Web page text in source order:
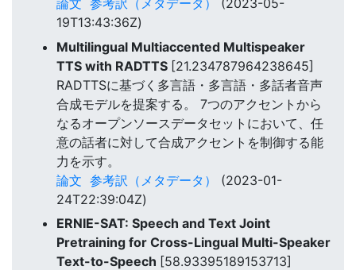
論文 参考訳（メタデータ）
(2023-05-
19T13:43:36Z)
Multilingual Multiaccented Multispeaker
TTS with RADTTS [21.234787964238645]
RADTTSに基づく多言語・多言語・多話者音声
合成モデルを提案する。 7つのアクセントから
なるオープンソースデータセットにおいて、任
意の話者に対して合成アクセントを制御する能
力を示す。
論文 参考訳（メタデータ）
(2023-01-
24T22:39:04Z)
ERNIE-SAT: Speech and Text Joint
Pretraining for Cross-Lingual Multi-Speaker
Text-to-Speech [58.93395189153713]